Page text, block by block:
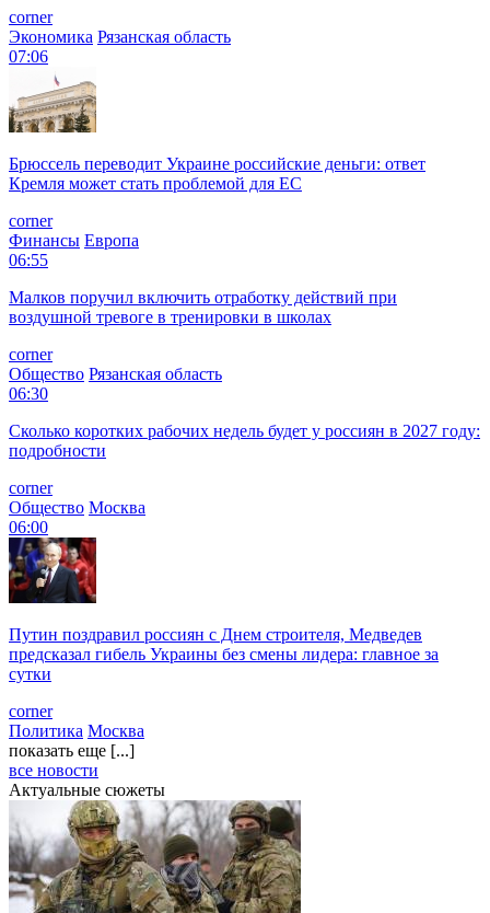
corner
Экономика Рязанская область
07:06
Брюссель переводит Украине российские деньги: ответ
Кремля может стать проблемой для EC
corner
Финансы Европа
06:55
Малков поручил включить отработку действий при
воздушной тревоге в тренировки в школах
corner
Общество Рязанская область
06:30
Сколько коротких рабочих недель будет у россиян в 2027 году:
подробности
corner
Общество Москва
06:00
Путин поздравил россиян с Днем строителя, Медведев
предсказал гибель Украины без смены лидера: главное за
сутки
corner
Политика Москва
показать еще [...]
все новости
Актуальные сюжеты